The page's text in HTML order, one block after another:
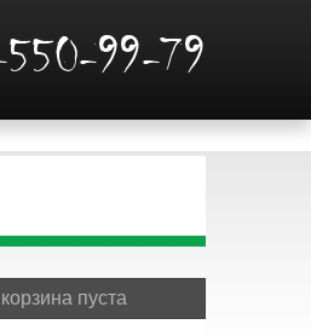
99-79
пуста